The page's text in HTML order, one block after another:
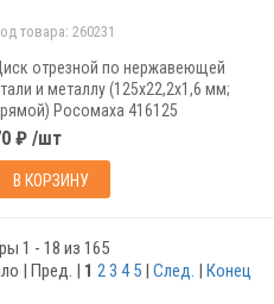
товара: 260231
отрезной по нержавеющей
и металлу (125х22,2х1,6 мм;
Росомаха 416125
₽ /шт
В КОРЗИНУ
1 - 18 из 165
| Пред. | 1 2 3 4 5 | След. | Конец